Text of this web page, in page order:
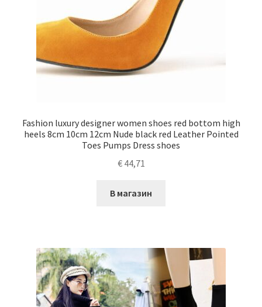
Fashion luxury designer women shoes red bottom high
heels 8cm 10cm 12cm Nude black red Leather Pointed
Toes Pumps Dress shoes
€44,71
В магазин